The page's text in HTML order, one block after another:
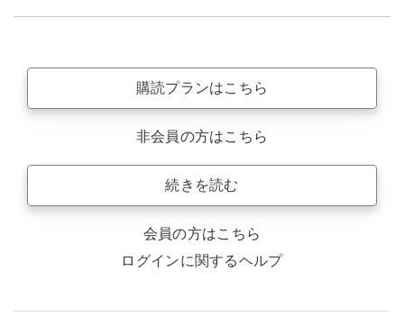
購読プランはこちら
非会員の方はこちら
続きを読む
会員の方はこちら
ログインに関するヘルプ